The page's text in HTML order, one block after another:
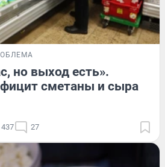
но выход есть».
сметаны и сыра
437 27